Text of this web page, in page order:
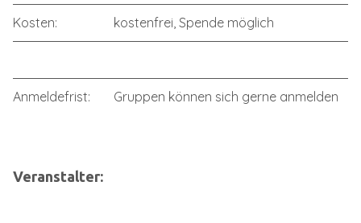
Kosten: kostenfrei, Spende möglich
Anmeldefrist: Gruppen können sich gerne anmelden
Veranstalter: